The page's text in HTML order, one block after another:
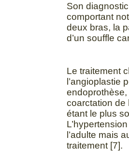
Son
comportant
deux bras, la
d’un souffle
Le traitement
l’angioplastie
coarctation de
étant le plus
l’adulte mais
traitement [7].